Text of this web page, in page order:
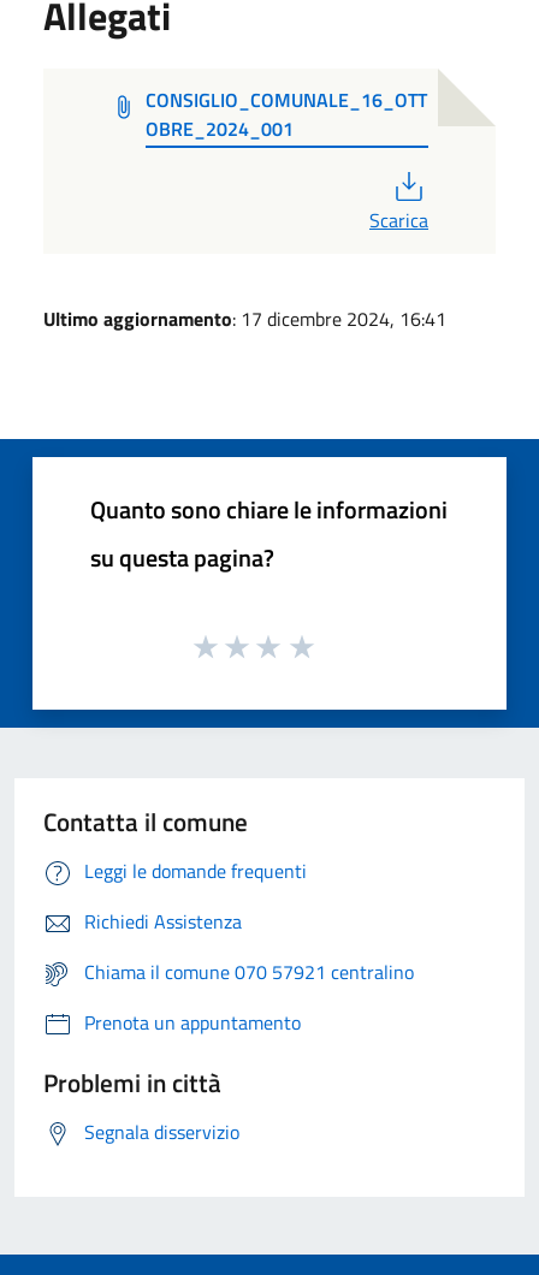
Allegati
CONSIGLIO_COMUNALE_16_OTT
OBRE_2024_001
Scarica
Ultimo aggiornamento: 17 dicembre 2024, 16:41
Quanto sono chiare le informazioni
su questa pagina?
Contatta il comune
Leggi le domande frequenti
Richiedi Assistenza
Chiama il comune 070 57921 centralino
Prenota un appuntamento
Problemi in città
Segnala disservizio